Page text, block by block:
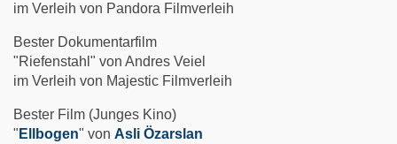
im Verleih von Pandora Filmverleih
Bester Dokumentarfilm
"Riefenstahl" von Andres Veiel
im Verleih von Majestic Filmverleih
Bester Film (Junges Kino)
" Ellbogen" von Asli Özarslan